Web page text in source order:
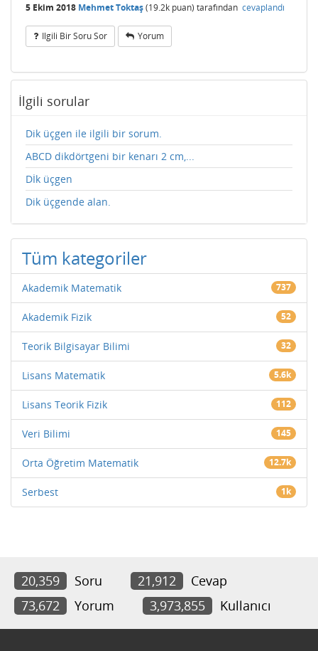
5 Ekim 2018 Mehmet Toktaş(19.2k puan) tarafından cevaplandı
Ilgili Bir Soru Sor Yorum
İlgili sorular
Dik üçgen ile ilgili bir sorum.
ABCD dikdörtgeni bir kenarı 2 cm,...
Dİk üçgen
Dik üçgende alan.
Tüm kategoriler
Akademik Matematik 737
Akademik Fizik 52
Teorik Bilgisayar Bilimi 32
Lisans Matematik 5.6k
Lisans Teorik Fizik 112
Veri Bilimi 145
Orta Öğretim Matematik 12.7k
Serbest 1k
20,359 Soru 21,912
Cevap
73,672
Yorum 3,973,855 Kullanıcı